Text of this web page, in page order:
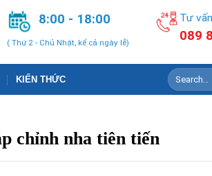
8:00 - 18:00
( Thứ 2 - Chủ Nhật, kể cả ngày lễ)
Tư
089
KIẾN THỨC
chỉnh nha tiên tiến